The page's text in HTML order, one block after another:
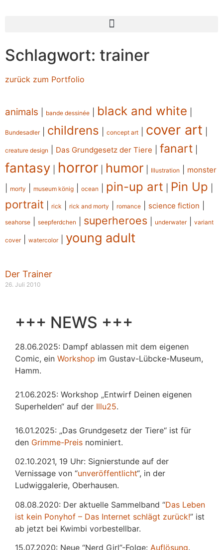
Schlagwort: trainer
zurück zum Portfolio
animals bande dessinée black and white
Bundesadler| childrens concept art cover art
creature design Das Grundgesetz der Tiere fanart
fantasy horror humor Illustration monster
morty museum könig ocean pin-up art Pin Up
portrait rick rick and morty romance science fiction
seahorse seepferdchen superheroes underwater| variant
cover| watercolor| young adult
Der Trainer
26. Juli 2010
+++ NEWS +++
28.06.2025: Dampf ablassen mit dem eigenen
Comic, ein Workshop im Gustav-Lübcke-Museum,
Hamm.
21.06.2025: Workshop „Entwirf Deinen eigenen
Superhelden“ auf der Illu25.
16.01.2025: „Das Grundgesetz der Tiere“ ist für
den Grimme-Preis nominiert.
02.10.2021, 19 Uhr: Signierstunde auf der
Vernissage von “unveröffentlicht“, in der
Ludwiggalerie, Oberhausen.
08.08.2020: Der aktuelle Sammelband “Das Leben
ist kein Ponyhof – Das Internet schlägt zurück!” ist
ab jetzt bei Kwimbi vorbestellbar.
15.07.2020: Neue “Nerd Girl”-Folge: Auflösung.